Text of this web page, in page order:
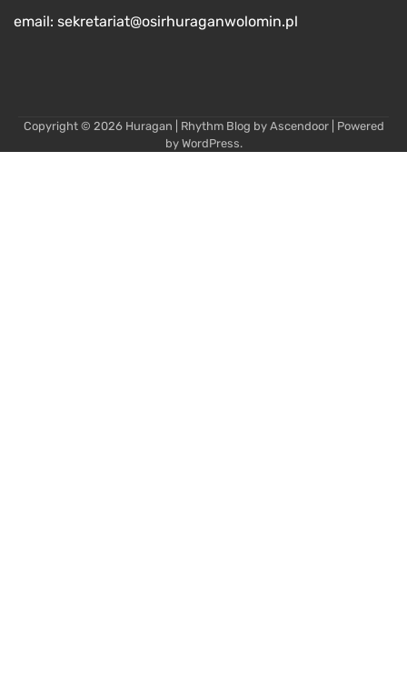
email: sekretariat@osirhuraganwolomin.pl
Copyright © 2026 Huragan | Rhythm Blog by Ascendoor| Powered
by WordPress.